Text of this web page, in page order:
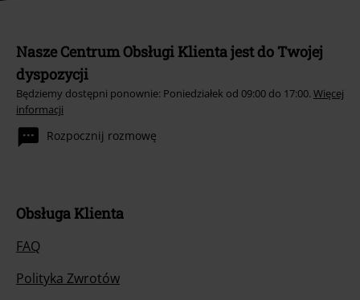
Nasze Centrum Obsługi Klienta jest do Twojej
dyspozycji
Będziemy dostępni ponownie: Poniedziałek od 09:00 do 17:00. Więcej
informacji
Rozpocznij rozmowę
Obsługa Klienta
FAQ
Polityka Zwrotów